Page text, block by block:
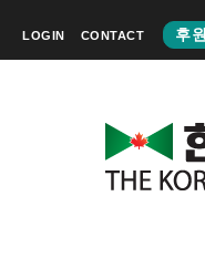
LOGIN CONTACT 후원